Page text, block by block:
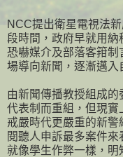
NCC提出衛星電視法
段時間，政府早就用
恐嚇媒介及部落客箝
場導向新聞，逐漸邁入
由新聞傳播教授組成的
代表制而重組，但現
戒嚴時代更嚴重的新
閱聽人申訴最多案件
就像學生作弊一樣，